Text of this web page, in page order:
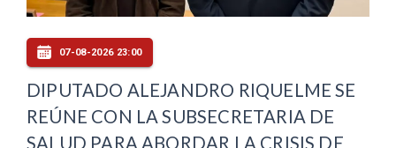
07-08-2026 23:00
DIPUTADO ALEJANDRO RIQUELME SE
REÚNE CON LA SUBSECRETARIA DE
SALUD PARA ABORDAR LA CRISIS DE